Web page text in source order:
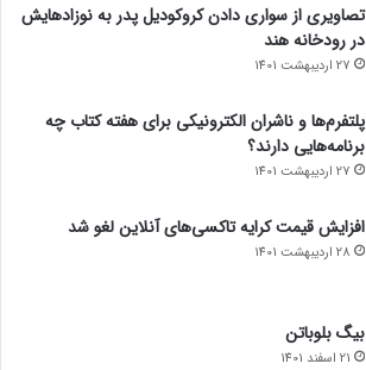
تصاویری از سواری دادن کروکودیل پدر به نوزادهایش
در رودخانه هند
27 اردیبهشت 1401
پلتفرم‌ها و ناشران الکترونیکی برای هفته کتاب چه
برنامه‌هایی دارند؟
27 اردیبهشت 1401
افزایش قیمت کرایه تاکسی‌های آنلاین لغو شد
28 اردیبهشت 1401
بیگ بلوباتن
21 اسفند 1401